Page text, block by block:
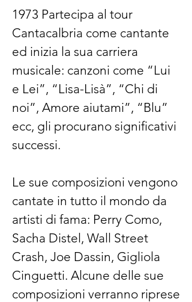
1973 Partecipa al tour
Cantacalbria come cantante
ed inizia la sua carriera
musicale: canzoni come “Lui
e Lei”, “Lisa-Lisà”, “Chi di
noi”, Amore aiutami”, “Blu”
ecc, gli procurano significativi
successi.
Le sue composizioni vengono
cantate in tutto il mondo da
artisti di fama: Perry Como,
Sacha Distel, Wall Street
Crash, Joe Dassin, Gigliola
Cinguetti. Alcune delle sue
composizioni verranno riprese